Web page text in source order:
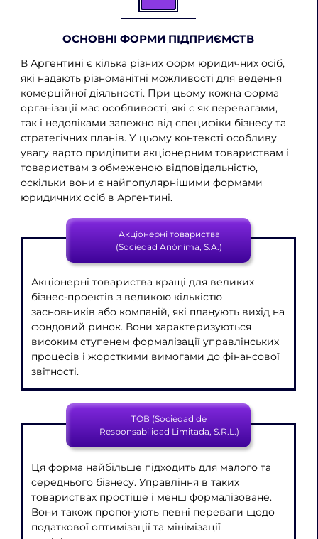
ОСНОВНІ ФОРМИ ПІДПРИЄМСТВ
В Аргентині є кілька різних форм юридичних осіб,
які надають різноманітні можливості для ведення
комерційної діяльності. При цьому кожна форма
організації має особливості, які є як перевагами,
так і недоліками залежно від специфіки бізнесу та
стратегічних планів. У цьому контексті особливу
увагу варто приділити акціонерним товариствам і
товариствам з обмеженою відповідальністю,
оскільки вони є найпопулярнішими формами
юридичних осіб в Аргентині.
Акціонерні товариства
(Sociedad Anónima, S.A.)
Акціонерні товариства кращі для великих
бізнес-проектів з великою кількістю
засновників або компаній, які планують вихід на
фондовий ринок. Вони характеризуються
високим ступенем формалізації управлінських
процесів і жорсткими вимогами до фінансової
звітності.
ТОВ (Sociedad de
Responsabilidad Limitada, S.R.L.)
Ця форма найбільше підходить для малого та
середнього бізнесу. Управління в таких
товариствах простіше і менш формалізоване.
Вони також пропонують певні переваги щодо
податкової оптимізації та мінімізації